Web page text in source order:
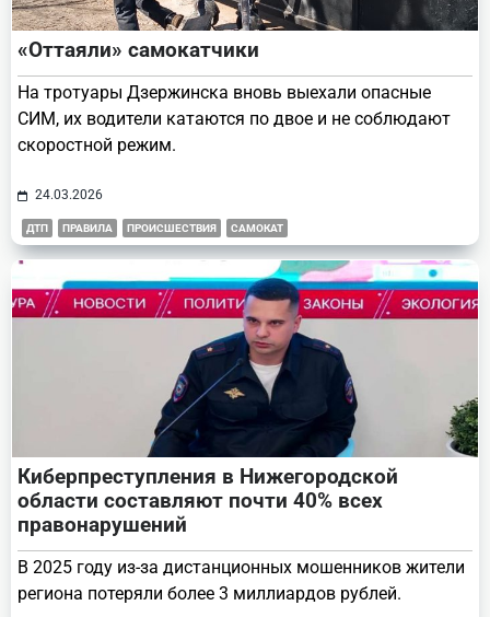
«Оттаяли» самокатчики
На тротуары Дзержинска вновь выехали опасные
СИМ, их водители катаются по двое и не соблюдают
скоростной режим.
24.03.2026
ДТП ПРАВИЛА ПРОИСШЕСТВИЯ САМОКАТ
Киберпреступления в Нижегородской
области составляют почти 40% всех
правонарушений
В 2025 году из-за дистанционных мошенников жители
региона потеряли более 3 миллиардов рублей.